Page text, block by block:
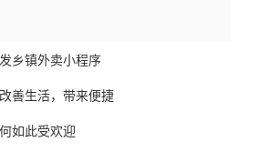
乡镇外卖小程序
善生活，带来便捷
如此受欢迎